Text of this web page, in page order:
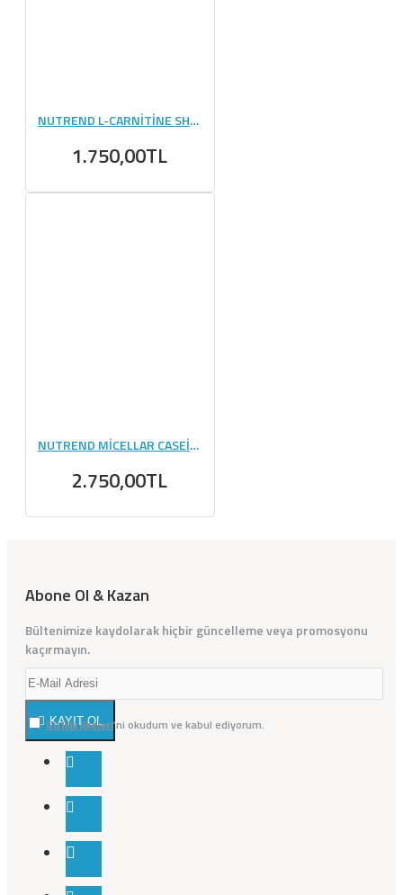
NUTREND L-CARNİTİNE SHOT 3000 MG 20 AMPUL
1.750,00TL
NUTREND MİCELLAR CASEİN 900 GR
2.750,00TL
Abone Ol & Kazan
Bültenimize kaydolarak hiçbir güncelleme veya promosyonu
kaçırmayın.
KAYIT OL
Gizlilik İlkeleri'ni okudum ve kabul ediyorum.